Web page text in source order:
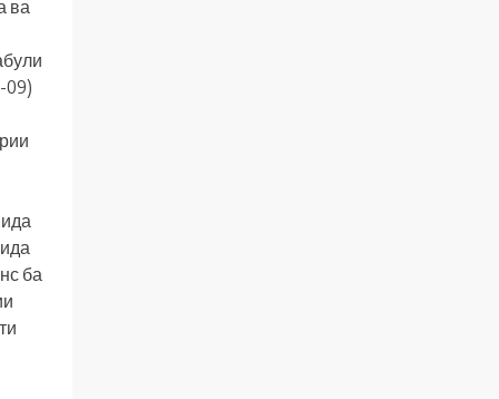
ва
09)
ба